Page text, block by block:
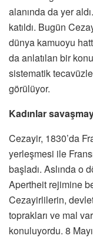
alanında da yer
katıldı. Bugün
dünya kamuoyu
da anlatılan bir
sistematik
görülüyor.
Kadınlar
Cezayir, 1830’da
yerleşmesi ile
başladı. Aslında o
Apertheit rejimine
Cezayirlilerin, devlet
toprakları ve mal
konuluyordu. 8